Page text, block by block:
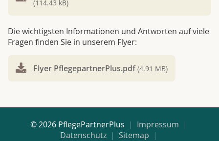
(114.43 kB)
Die wichtigsten Informationen und Antworten auf viele
Fragen finden Sie in unserem Flyer:
Flyer PflegepartnerPlus.pdf(4.91 MB)
© 2026 PflegePartnerPlus
Impressum
Datenschutz
Sitemap